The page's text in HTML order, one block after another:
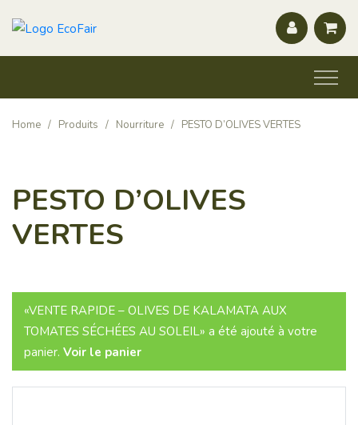
Home / Produits / Nourriture / PESTO D’OLIVES VERTES
PESTO D’OLIVES
VERTES
«VENTE RAPIDE – OLIVES DE KALAMATA AUX
TOMATES SÉCHÉES AU SOLEIL» a été ajouté à votre
panier. Voir le panier